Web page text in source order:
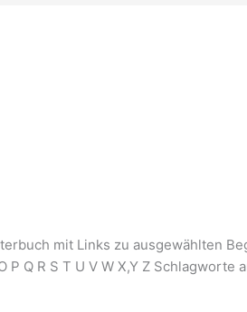
mit Links zu ausgewählten
P Q R S T U V W X,Y Z Schlagworte